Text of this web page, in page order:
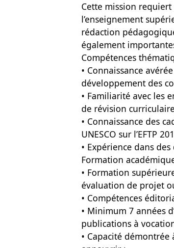
Cette mission
l’enseignement
rédaction
également
Compétences
• Connaissance
développement des
• Familiarité avec les
de révision
• Connaissance des
UNESCO sur l’EFTP
• Expérience dans
Formation
• Formation
évaluation de projet
• Compétences
• Minimum 7 années
publications à
• Capacité